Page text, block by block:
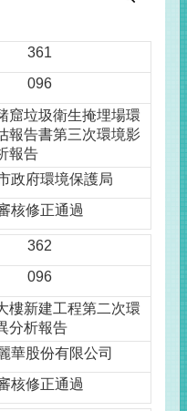
361
096
窟垃圾衛生掩埋場環
報告書第三次環境影
報告
政府環境保護局
核修正通過
362
096
樓新建工程第二次環
分析報告
華股份有限公司
核修正通過